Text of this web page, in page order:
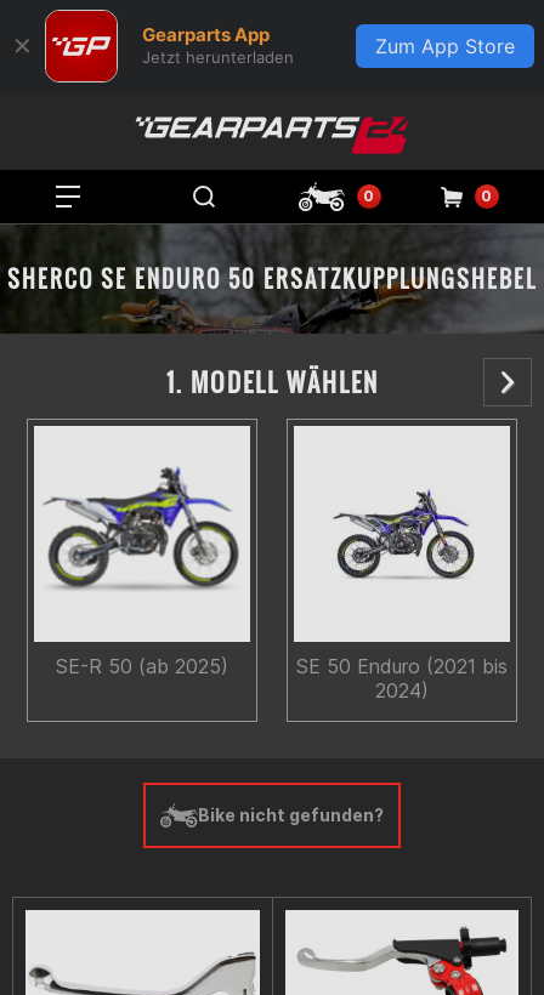
✕ Gearparts App
Jetzt herunterladen Zum App Store
0 0
SHERCO SE ENDURO 50 ERSATZKUPPLUNGSHEBEL
1. MODELL WÄHLEN
SE-R 50 (ab 2025)
SE 50 Enduro (2021 bis
2024)
Bike nicht gefunden?